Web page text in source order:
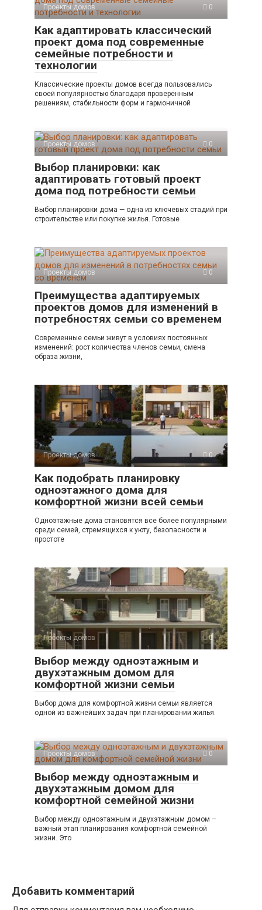
Проекты домов 0
Как адаптировать классический
проект дома под современные
семейные потребности и
технологии
Классические проекты домов всегда пользовались
своей популярностью благодаря проверенным
решениям, стабильности форм и гармоничной
Проекты домов 0
Выбор планировки: как
адаптировать готовый проект
дома под потребности семьи
Выбор планировки дома — одна из ключевых стадий при
строительстве или покупке жилья. Готовые
Проекты домов 0
Преимущества адаптируемых
проектов домов для изменений в
потребностях семьи со временем
Современные семьи живут в условиях постоянных
изменений: рост количества членов семьи, смена
образа жизни,
Проекты домов 0
Как подобрать планировку
одноэтажного дома для
комфортной жизни всей семьи
Одноэтажные дома становятся все более популярными
среди семей, стремящихся к уюту, безопасности и
простоте
Проекты домов 0
Выбор между одноэтажным и
двухэтажным домом для
комфортной жизни семьи
Выбор дома для комфортной жизни семьи является
одной из важнейших задач при планировании жилья.
Проекты домов 0
Выбор между одноэтажным и
двухэтажным домом для
комфортной семейной жизни
Выбор между одноэтажным и двухэтажным домом –
важный этап планирования комфортной семейной
жизни. Это
Добавить комментарий